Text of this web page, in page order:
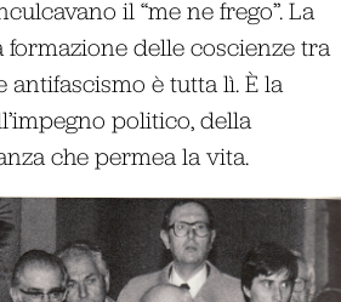
il “me ne frego”. La
formazione delle coscienze tra
antifascismo è tutta lì. È la
politico, della
che permea la vita.